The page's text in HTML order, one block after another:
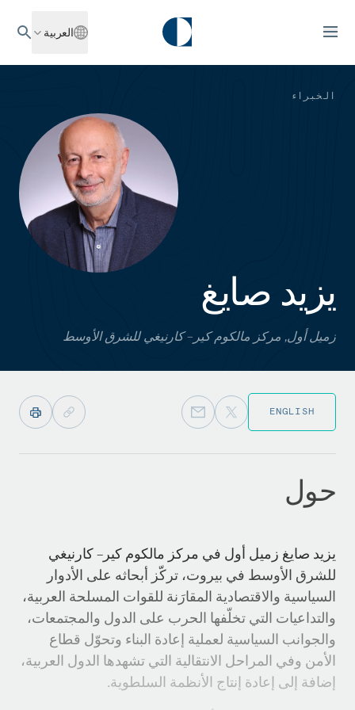
العربية
الخبراء
يزيد صايغ
زميل أول, مركز مالكوم كير– كارنيغي للشرق الأوسط
ENGLISH
حول
يزيد صايغ زميل أول في مركز مالكوم كير– كارنيغي
للشرق الأوسط في بيروت، تركّز أبحاثه على الأدوار
السياسية والاقتصادية المقارَنة للقوات المسلحة العربية،
والتداعيات التي تخلّفها الحرب على الدول والمجتمعات،
والجوانب السياسية لعملية إعادة البناء وتحوّل قطاع
الأمن وفي المراحل الانتقالية التي تشهدها الدول العربية،
إضافة إلى إعادة إنتاج الأنظمة السلطوية.